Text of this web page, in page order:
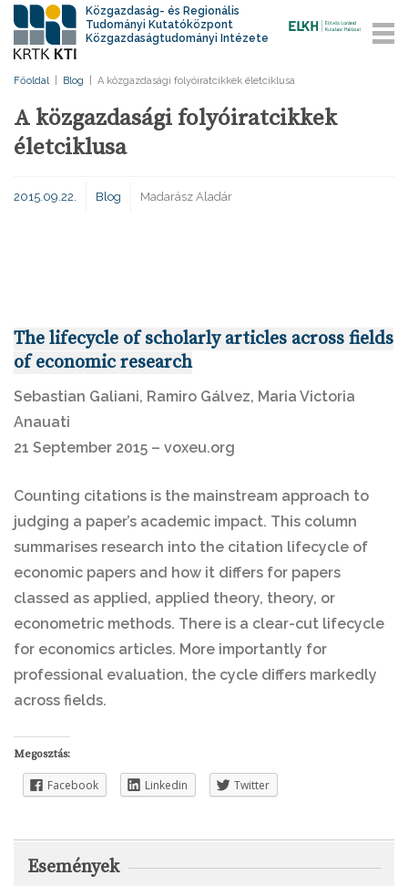
Közgazdaság- és Regionális
Tudományi Kutatóközpont
Közgazdaságtudományi Intézete
Főoldal Blog A közgazdasági folyóiratcikkek életciklusa
A közgazdasági folyóiratcikkek
életciklusa
2015.09.22. Blog Madarász Aladár
The lifecycle of scholarly articles across fields
of economic research
Sebastian Galiani, Ramiro Gálvez, Maria Victoria
Anauati
21 September 2015 – voxeu.org
Counting citations is the mainstream approach to
judging a paper’s academic impact. This column
summarises research into the citation lifecycle of
economic papers and how it differs for papers
classed as applied, applied theory, theory, or
econometric methods. There is a clear-cut lifecycle
for economics articles. More importantly for
professional evaluation, the cycle differs markedly
across fields.
Megosztás:
Facebook Linkedin Twitter
Események